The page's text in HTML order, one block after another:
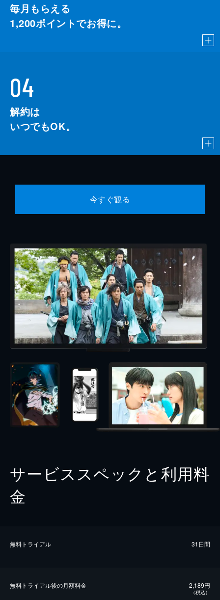
毎月もらえる
1,200ポイントでお得に。
04
解約は
いつでもOK。
今すぐ観る
サービススペックと利用料
金
無料トライアル 31日間
無料トライアル後の⽉額料金 2,189円
（税込）